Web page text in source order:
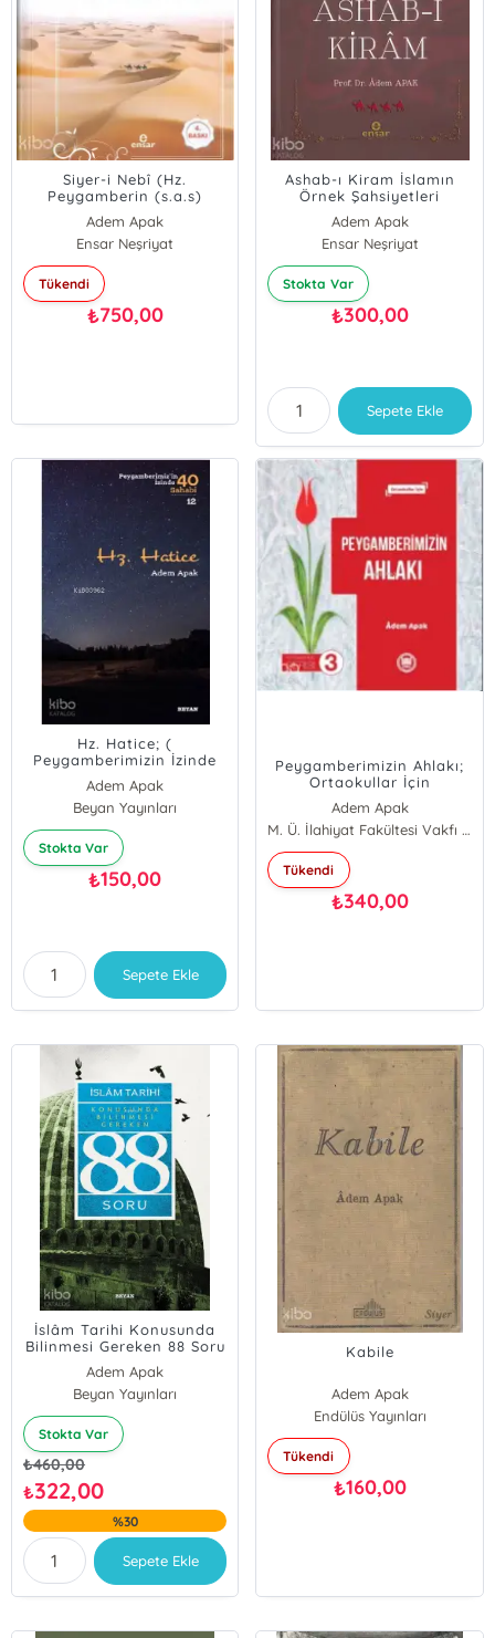
Siyer-i Nebî (Hz.
Peygamberin (s.a.s)
Hayatı – Şahsiyeti –
Daveti); Ciltli
Adem Apak
Ensar Neşriyat
Tükendi
₺750,00
Ashab-ı Kiram İslamın
Örnek Şahsiyetleri
Adem Apak
Ensar Neşriyat
Stokta Var
₺300,00
Sepete Ekle
Hz. Hatice; (
Peygamberimizin İzinde
40 Sahabi/12)
Adem Apak
Beyan Yayınları
Stokta Var
₺150,00
Sepete Ekle
Peygamberimizin Ahlakı;
Ortaokullar İçin
Adem Apak
M. Ü. İlahiyat Fakültesi Vakfı Yayınları
Tükendi
₺340,00
İslâm Tarihi Konusunda
Bilinmesi Gereken 88 Soru
Adem Apak
Beyan Yayınları
Stokta Var
₺460,00
₺322,00
%30
Sepete Ekle
Kabile
Adem Apak
Endülüs Yayınları
Tükendi
₺160,00